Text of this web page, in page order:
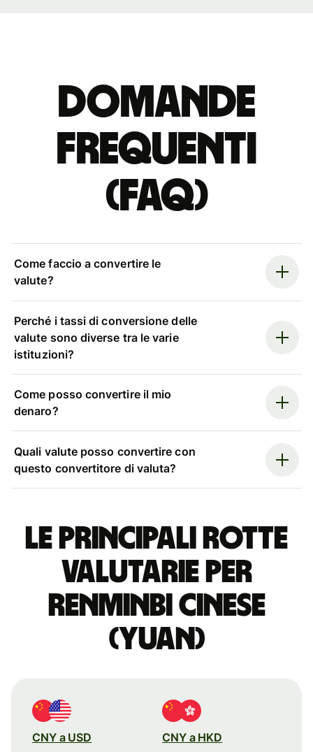
Domande
Frequenti
(FAQ)
Come faccio a convertire le
valute?
Perché i tassi di conversione delle
valute sono diverse tra le varie
istituzioni?
Come posso convertire il mio
denaro?
Quali valute posso convertire con
questo convertitore di valuta?
Le principali rotte
valutarie per
renminbi cinese
(yuan)
CNY a USD CNY a HKD